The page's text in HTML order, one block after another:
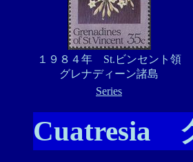
１９８４年 St.ビンセント領
グレナディーン諸島
Series
Cuatresia